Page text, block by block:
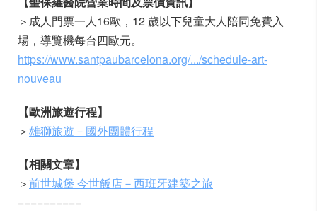
＞成人門票一人16歐，12 歲以下兒童大人陪同免費入
場，導覽機每台四歐元。
https://www.santpaubarcelona.org/.../schedule-art-
nouveau
【歐洲旅遊行程】
＞雄獅旅遊－國外團體行程
【相關文章】
＞前世城堡 今世飯店－西班牙建築之旅
==========